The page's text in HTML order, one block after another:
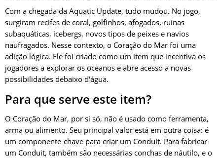
Com a chegada da Aquatic Update, tudo mudou. No jogo,
surgiram recifes de coral, golfinhos, afogados, ruínas
subaquáticas, icebergs, novos tipos de peixes e navios
naufragados. Nesse contexto, o Coração do Mar foi uma
adição lógica. Ele foi criado como um item que incentiva os
jogadores a explorar os oceanos e abre acesso a novas
possibilidades debaixo d'água.
Para que serve este item?
O Coração do Mar, por si só, não é usado como ferramenta,
arma ou alimento. Seu principal valor está em outra coisa: é
um componente-chave para criar um Conduit. Para fabricar
um Conduit, também são necessárias conchas de náutilo, e o